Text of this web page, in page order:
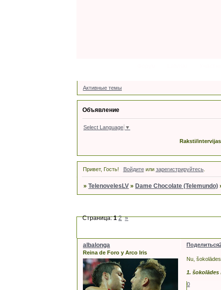
Активные темы
Объявление
Select Language ▼
Raksti/
Привет, Гость! Войдитеили зарегистрируйтесь.
»TelenovelesLV » Dame Chocolate (Telemundo)
Страница:1 2 »
Поделиться
albalonga
Reina de Foro y Arco Iris
Nu,
1.
0